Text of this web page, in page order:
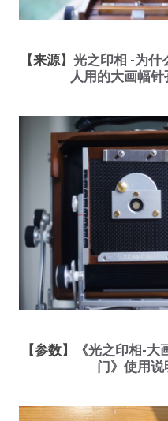
【来源】 光之印相 -为什
人用的大画幅针
【参数】
《光之印相-
门》使用说